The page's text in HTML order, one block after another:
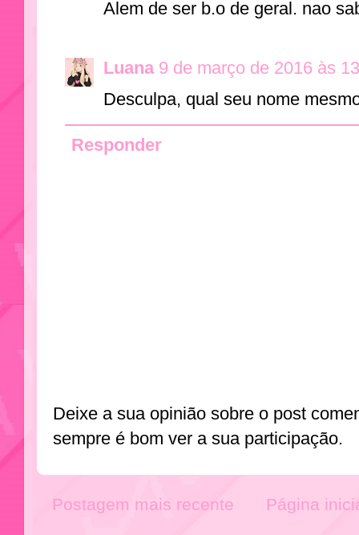
Alem de ser b.o de geral. nao
Luana 9 de março de 2016 às
Desculpa, qual seu nome
Responder
Deixe a sua opinião sobre o post
sempre é bom ver a sua participação.
Postagem mais recente Página